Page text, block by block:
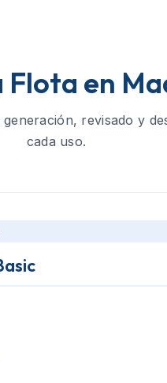
Flota en
generación, revisado y
cada uso.